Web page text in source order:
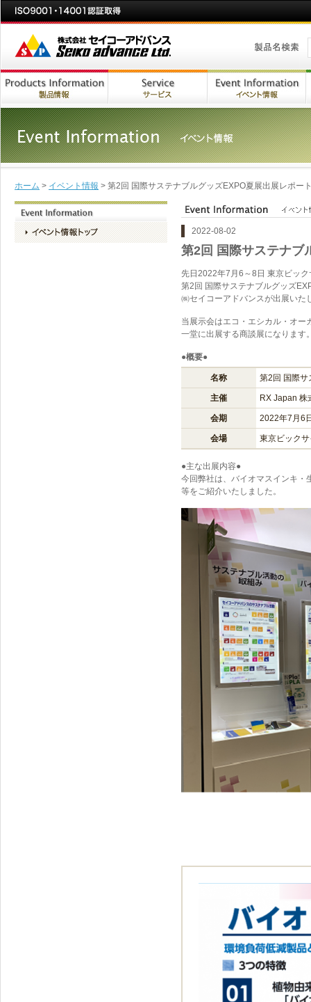
ホーム > イベント情報 > 第2回 国際サステナブルグッズEXPO夏展出展レポー
2022-08-02
第2回 国際サステナブ
先日2022年7月6～8日 東京ビッ
第2回 国際サステナブルグッズ
㈱セイコーアドバンスが出展いた
当展示会はエコ・エシカル・オー
一堂に出展する商談展になります
●概要●
名称 第2回 国際サ
主催 RX Japan 株
会期 2022年7月6
会場 東京ビック
●主な出展内容●
今回弊社は、バイオマスインキ・
等をご紹介いたしました。